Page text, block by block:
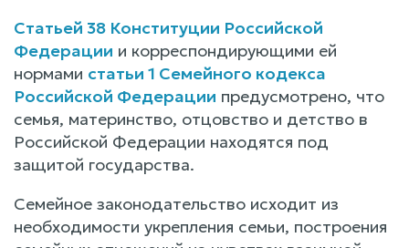
Статьей 38 Конституции Российской
Федерации и корреспондирующими ей
нормами статьи 1 Семейного кодекса
Российской Федерации предусмотрено, что
семья, материнство, отцовство и детство в
Российской Федерации находятся под
защитой государства.
Семейное законодательство исходит из
необходимости укрепления семьи, построения